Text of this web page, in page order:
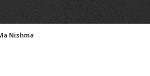
Nishma